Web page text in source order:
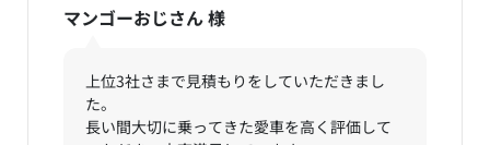
マンゴーおじさん様
上位3社さまで見積もりをしていただきまし
た。
長い間大切に乗ってきた愛車を高く評価して